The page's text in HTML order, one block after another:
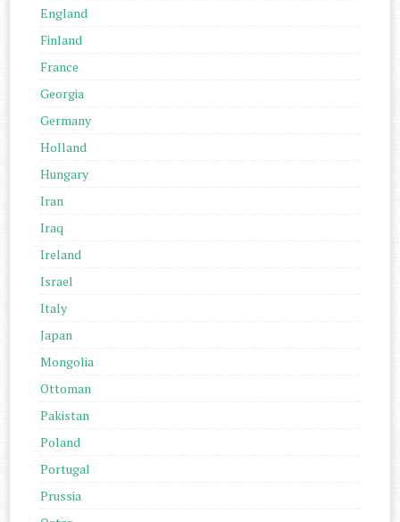
England
Finland
France
Georgia
Germany
Holland
Hungary
Iran
Iraq
Ireland
Israel
Italy
Japan
Mongolia
Ottoman
Pakistan
Poland
Portugal
Prussia